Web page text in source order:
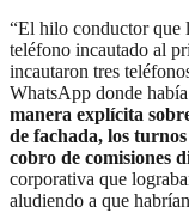
“El hilo conductor que
teléfono incautado al
incautaron tres
WhatsApp donde
manera explícita
de fachada, los
cobro de comisiones
corporativa que
aludiendo a que